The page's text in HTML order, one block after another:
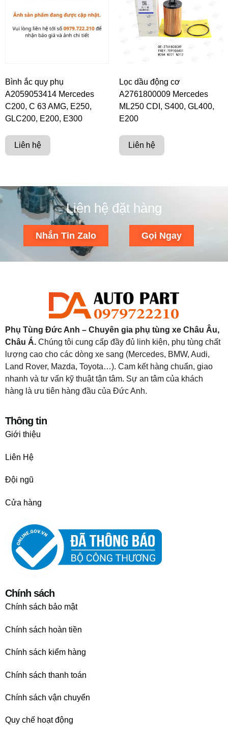
Bình ắc quy phụ
A2059053414 Mercedes
C200, C 63 AMG, E250,
GLC200, E200, E300
Liên hệ
Lọc dầu động cơ
A2761800009 Mercedes
ML250 CDI, S400, GL400,
E200
Liên hệ
Liên hệ đặt hàng
Nhắn Tin Zalo Gọi Ngay
Phụ Tùng Đức Anh – Chuyên gia phụ tùng xe Châu Âu,
Châu Á. Chúng tôi cung cấp đầy đủ linh kiện, phụ tùng chất
lượng cao cho các dòng xe sang (Mercedes, BMW, Audi,
Land Rover, Mazda, Toyota…). Cam kết hàng chuẩn, giao
nhanh và tư vấn kỹ thuật tận tâm. Sự an tâm của khách
hàng là ưu tiên hàng đầu của Đức Anh.
Thông tin
Giới thiệu
Liên Hệ
Đội ngũ
Cửa hàng
Chính sách
Chính sách bảo mật
Chính sách hoàn tiền
Chính sách kiểm hàng
Chính sách thanh toán
Chính sách vận chuyển
Quy chế hoạt động